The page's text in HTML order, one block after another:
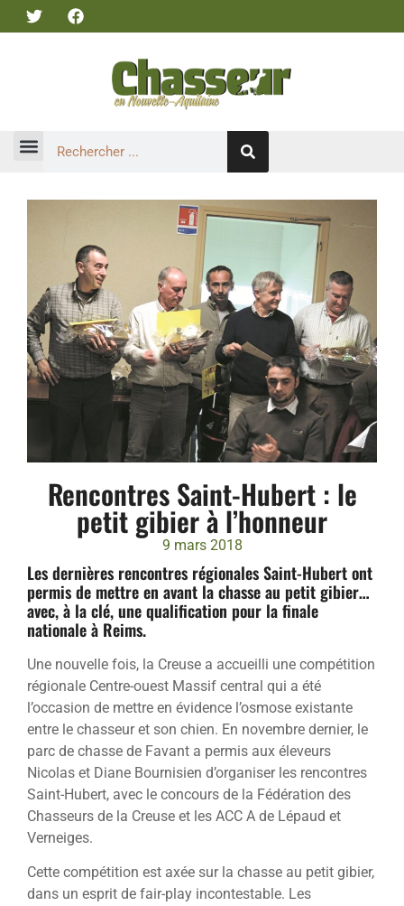
Rencontres Saint-Hubert : le
petit gibier à l’honneur
9 mars 2018
Les dernières rencontres régionales Saint-Hubert ont
permis de mettre en avant la chasse au petit gibier…
avec, à la clé, une qualification pour la finale
nationale à Reims.
Une nouvelle fois, la Creuse a accueilli une compétition
régionale Centre-ouest Massif central qui a été
l’occasion de mettre en évidence l’osmose existante
entre le chasseur et son chien. En novembre dernier, le
parc de chasse de Favant a permis aux éleveurs
Nicolas et Diane Bournisien d’organiser les rencontres
Saint-Hubert, avec le concours de la Fédération des
Chasseurs de la Creuse et les ACC A de Lépaud et
Verneiges.
Cette compétition est axée sur la chasse au petit gibier,
dans un esprit de fair-play incontestable. Les